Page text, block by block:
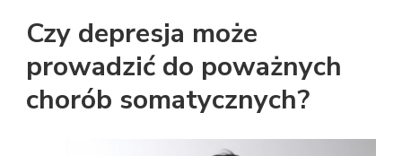
Czy depresja może
prowadzić do poważnych
chorób somatycznych?